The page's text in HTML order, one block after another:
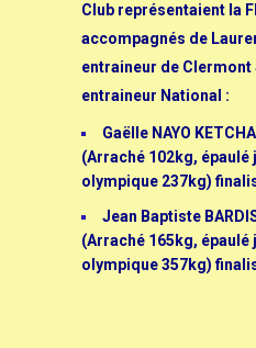
Club représentaient la
accompagnés de
entraineur de
entraineur National :
Gaëlle NAYO
(Arraché 102kg, épaulé
olympique 237kg)
Jean Baptiste
(Arraché 165kg, épaulé
olympique 357kg)